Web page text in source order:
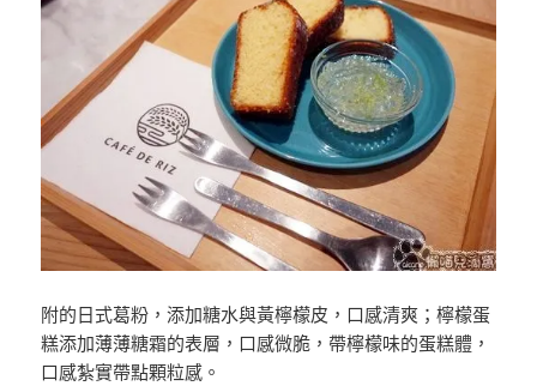
附的日式葛粉，添加糖水與黃檸檬皮，口感清爽；檸檬蛋
糕添加薄薄糖霜的表層，口感微脆，帶檸檬味的蛋糕體，
口感紮實帶點顆粒感。